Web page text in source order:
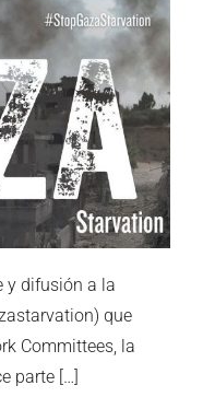
y difusión a la
que
Committees, la
parte […]